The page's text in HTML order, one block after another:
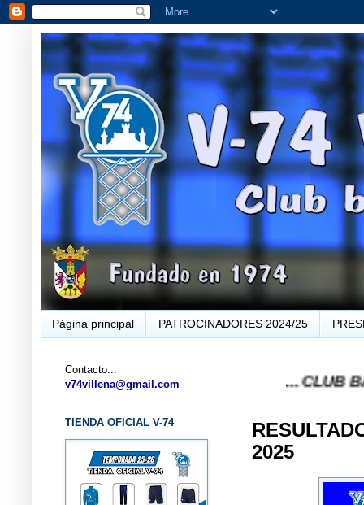
Página principal PATROCINADORES 2024/25
... CLUB
2025
Contacto...
v74villena@gmail.com
TIENDA OFICIAL V-74